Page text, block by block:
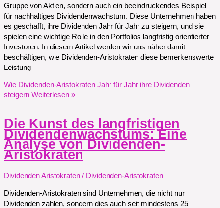
Gruppe von Aktien, sondern auch ein beeindruckendes Beispiel
für nachhaltiges Dividendenwachstum. Diese Unternehmen haben
es geschafft, ihre Dividenden Jahr für Jahr zu steigern, und sie
spielen eine wichtige Rolle in den Portfolios langfristig orientierter
Investoren. In diesem Artikel werden wir uns näher damit
beschäftigen, wie Dividenden-Aristokraten diese bemerkenswerte
Leistung
Wie Dividenden-Aristokraten Jahr für Jahr ihre Dividenden
steigern Weiterlesen »
Die Kunst des langfristigen
Dividendenwachstums: Eine
Analyse von Dividenden-
Aristokraten
Dividenden Aristokraten / Dividenden-Aristokraten
Dividenden-Aristokraten sind Unternehmen, die nicht nur
Dividenden zahlen, sondern dies auch seit mindestens 25